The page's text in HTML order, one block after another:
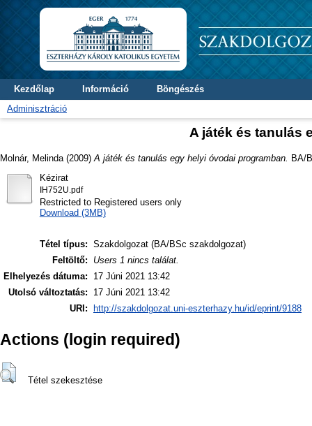
Kezdőlap Információ
Böngészés
Adminisztráció
A játék és tanulás
Molnár, Melinda (2009) A játék és tanulás egy helyi óvodai programban.
BA/
Kézirat
IH752U.pdf
Restricted to Registered users only
Download (3MB)
Tétel típus: Szakdolgozat (BA/BSc szakdolgozat)
Feltöltő:
Users 1 nincs találat.
Elhelyezés dátuma:
17 Júni 2021 13:42
Utolsó változtatás:
17 Júni 2021 13:42
URI:
http://szakdolgozat.uni-eszterhazy.hu/id/eprint/9188
Actions (login required)
Tétel szekesztése